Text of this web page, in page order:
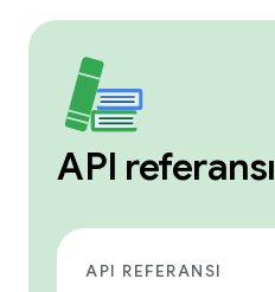
API referansı
API REFERANSI